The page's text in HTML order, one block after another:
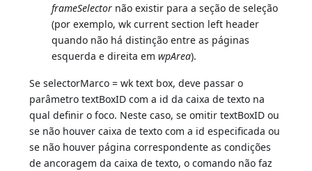
frameSelector não existir para a seção de seleção
(por exemplo, wk current section left header
quando não há distinção entre as páginas
esquerda e direita emwpArea).
Se selectorMarco = wk text box, deve passar o
parâmetro textBoxID com a id da caixa de texto na
qual definir o foco. Neste caso, se omitir textBoxID ou
se não houver caixa de texto com a id especificada ou
se não houver página correspondente as condições
de ancoragem da caixa de texto, o comando não faz